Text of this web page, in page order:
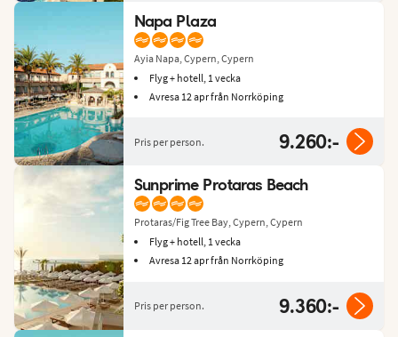
Napa Plaza
Ayia Napa, Cypern, Cypern
Flyg + hotell, 1 vecka
Avresa 12 apr från Norrköping
Pris per person. 9.260:-
Sunprime Protaras Beach
Protaras/Fig Tree Bay, Cypern, Cypern
Flyg + hotell, 1 vecka
Avresa 12 apr från Norrköping
Pris per person. 9.360:-